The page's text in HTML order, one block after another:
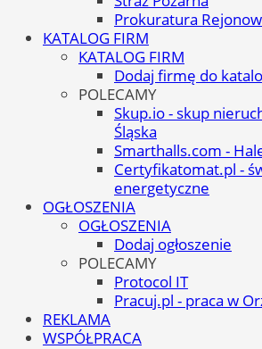
Prokuratura
KATALOG FIRM
KATALOG FIRM
Dodaj firmę do
POLECAMY
Skup.io - skup
Śląska
Smarthalls.com -
Certyfikatomat.pl -
energetyczne
OGŁOSZENIA
OGŁOSZENIA
Dodaj ogłoszenie
POLECAMY
Protocol IT
Pracuj.pl - praca w
REKLAMA
WSPÓŁPRACA